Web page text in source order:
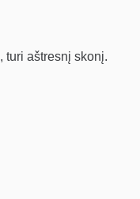
aštresnį skonį.